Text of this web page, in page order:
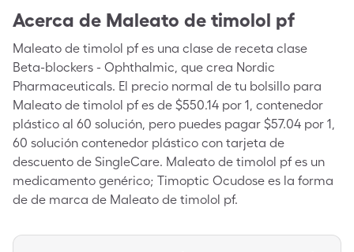
Acerca de Maleato de timolol pf
Maleato de timolol pf es una clase de receta clase
Beta-blockers - Ophthalmic, que crea Nordic
Pharmaceuticals. El precio normal de tu bolsillo para
Maleato de timolol pf es de $550.14 por 1, contenedor
plástico al 60 solución, pero puedes pagar $57.04 por 1,
60 solución contenedor plástico con tarjeta de
descuento de SingleCare. Maleato de timolol pf es un
medicamento genérico; Timoptic Ocudose es la forma
de de marca de Maleato de timolol pf.